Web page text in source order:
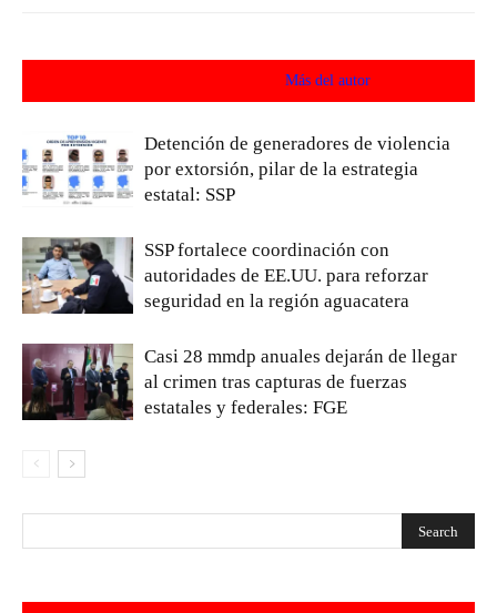
Más del autor
Detención de generadores de violencia
por extorsión, pilar de la estrategia
estatal: SSP
SSP fortalece coordinación con
autoridades de EE.UU. para reforzar
seguridad en la región aguacatera
Casi 28 mmdp anuales dejarán de llegar
al crimen tras capturas de fuerzas
estatales y federales: FGE